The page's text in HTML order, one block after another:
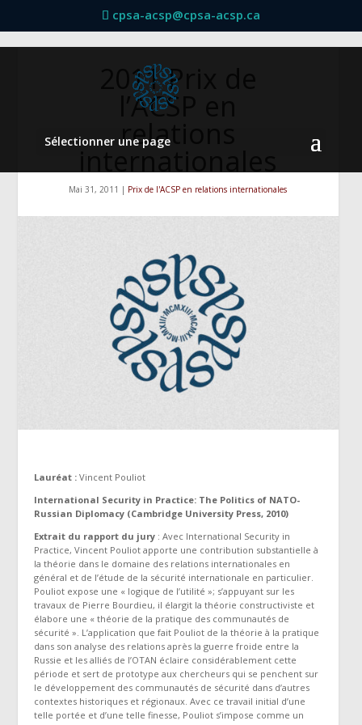
cpsa-acsp@cpsa-acsp.ca
Sélectionner une page
2011 Prix de
l’ACSP en
relations
internationales
Mai 31, 2011 | Prix de l'ACSP en relations internationales
Lauréat : Vincent Pouliot
International Security in Practice: The Politics of NATO-
Russian Diplomacy (Cambridge University Press, 2010)
Extrait du rapport du jury : Avec International Security in
Practice, Vincent Pouliot apporte une contribution substantielle à
la théorie dans le domaine des relations internationales en
général et de l’étude de la sécurité internationale en particulier.
Pouliot expose une « logique de l’utilité »; s’appuyant sur les
travaux de Pierre Bourdieu, il élargit la théorie constructiviste et
élabore une « théorie de la pratique des communautés de
sécurité ». L’application que fait Pouliot de la théorie à la pratique
dans son analyse des relations après la guerre froide entre la
Russie et les alliés de l’OTAN éclaire considérablement cette
période et sert de prototype aux chercheurs qui se penchent sur
le développement des communautés de sécurité dans d’autres
contextes historiques et régionaux. Avec ce travail initial d’une
telle portée et d’une telle finesse, Pouliot s’impose comme un